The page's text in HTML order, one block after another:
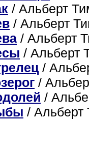
/ Альберт
/ Альберт
/ Альберт
/ Альберт
/
/
/
/